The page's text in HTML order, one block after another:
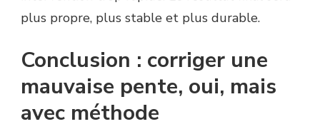
plus propre, plus stable et plus durable.
Conclusion : corriger une
mauvaise pente, oui, mais
avec méthode